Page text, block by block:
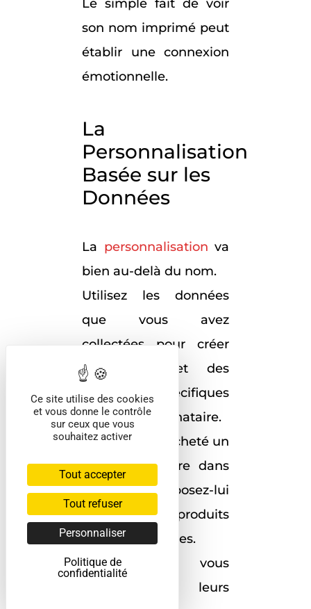
son nom imprimé peut
établir une connexion
émotionnelle.
La
Personnalisation
Basée sur les
Données
La personnalisation va
bien au-delà du nom.
Utilisez les données
que vous avez
collectées pour créer
des offres et des
messages spécifiques
à chaque destinataire.
Si un client a acheté un
produit similaire dans
le passé, proposez-lui
des produits
complémentaires.
Montrez que vous
comprenez leurs
Ce site utilise des cookies
et vous donne le contrôle
sur ceux que vous
souhaitez activer
Tout accepter
Tout refuser
Personnaliser
Politique de
confidentialité